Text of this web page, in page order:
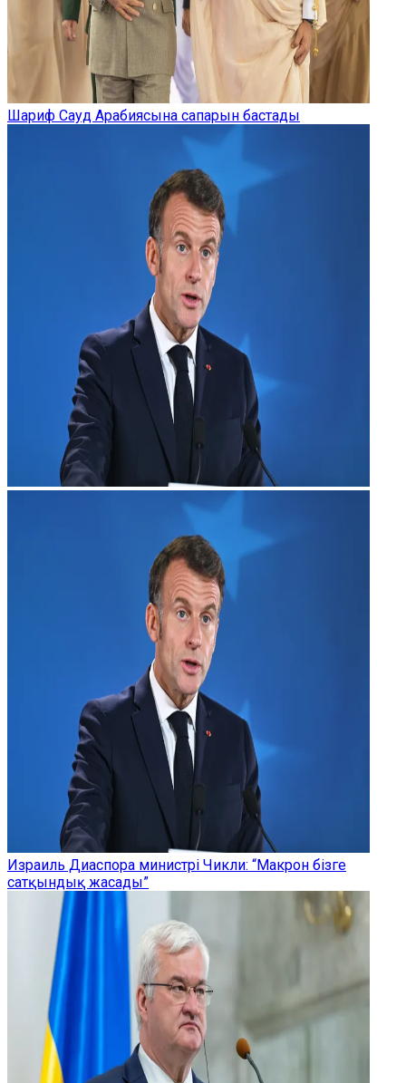
Шариф Сауд Арабиясына сапарын бастады
Израиль Диаспора министрі Чикли: “Макрон бізге
сатқындық жасады”